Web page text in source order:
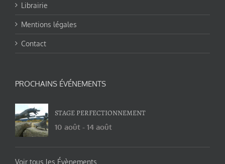
Librairie
Mentions légales
Contact
PROCHAINS ÉVÉNEMENTS
STAGE PERFECTIONNEMENT
10 août - 14 août
Voir tous les Évènements